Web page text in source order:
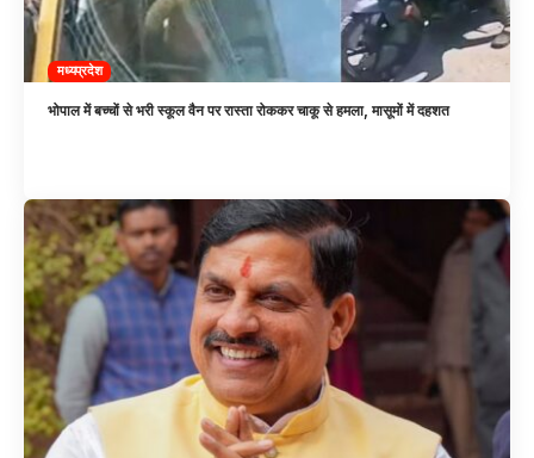
मध्यप्रदेश
भोपाल में बच्चों से भरी स्कूल वैन पर रास्ता रोककर चाकू से हमला, मासूमों में दहशत